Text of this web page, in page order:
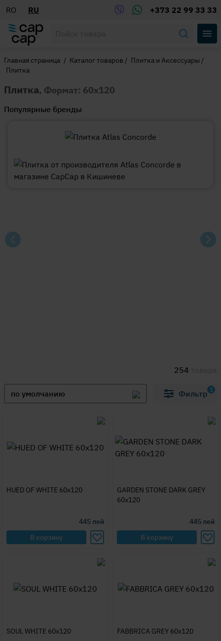
RO RU +373 22 99 33 33
Главная страница / Каталог товаров / Плитка и Аксессуары /
Плитка
Плитка, Формат: 60x120
Популярные бренды
254
по умолчанию Фильтр 1
HUED OF WHITE 60x120
445лей
В корзину
GARDEN STONE DARK GREY
60x120
445лей
В корзину
SOUL WHITE 60x120 FABBRICA GREY 60x120